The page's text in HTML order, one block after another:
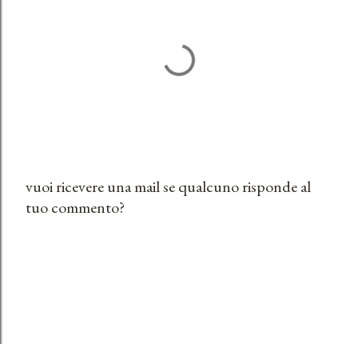
P
vuoi ricevere una mail se qualcuno risponde al
tuo commento?